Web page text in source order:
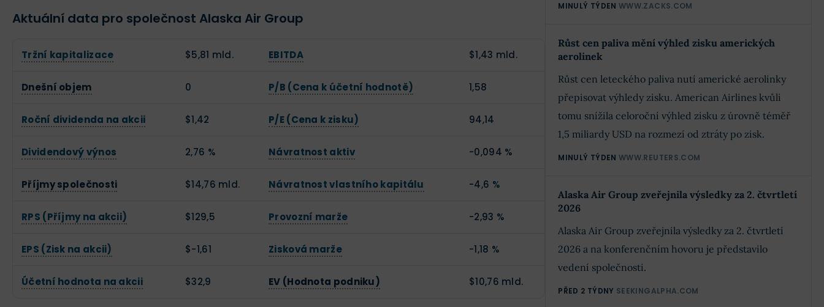
Aktuální data pro společnost Alaska Air Group
Tržní kapitalizace $5,81 mld. EBITDA $1,43 mld.
Dnešní objem 0 P/B (Cena k účetní hodnotě) 1,58
Roční dividenda na akcii $1,42 P/E (Cena k zisku) 94,14
Dividendový výnos 2,76 % Návratnost aktiv -0,094 %
Příjmy společnosti $14,76 mld. Návratnost vlastního kapitálu -4,6 %
RPS (Příjmy na akcii) $129,5 Provozní marže -2,93 %
EPS (Zisk na akcii) $-1,61 Zisková marže -1,18 %
Účetní hodnota na akcii $32,9 EV (Hodnota podniku) $10,76 mld.
MINULÝ TÝDEN WWW.ZACKS.COM
Růst cen paliva mění výhled zisku amerických
aerolinek
Růst cen leteckého paliva nutí americké aerolinky
přepisovat výhledy zisku. American Airlines kvůli
tomu snížila celoroční výhled zisku z úrovně téměř
1,5 miliardy USD na rozmezí od ztráty po zisk.
MINULÝ TÝDEN WWW.REUTERS.COM
Alaska Air Group zveřejnila výsledky za 2. čtvrtletí
2026
Alaska Air Group zveřejnila výsledky za 2. čtvrtletí
2026 a na konferenčním hovoru je představilo
vedení společnosti.
PŘED 2 TÝDNY SEEKINGALPHA.COM